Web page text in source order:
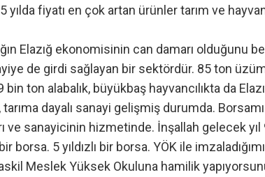
yılda fiyatı en çok artan ürünler tarım ve
Elazığ ekonomisinin can damarı olduğunu
de girdi sağlayan bir sektördür. 85 ton
ton alabalık, büyükbaş hayvancılıkta da
tarıma dayalı sanayi gelişmiş durumda.
ve sanayicinin hizmetinde. İnşallah gelecek yıl
borsa. 5 yıldızlı bir borsa. YÖK ile
Meslek Yüksek Okuluna hamilik